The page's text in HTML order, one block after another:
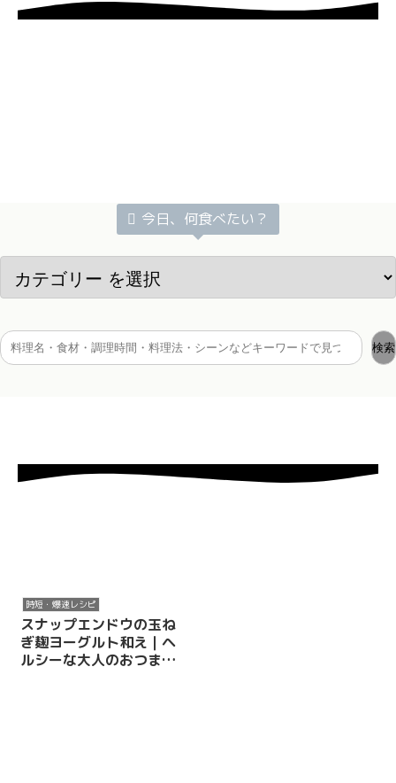
今日、何食べたい？
検索
時短・爆速レシピ
スナップエンドウの玉ね
ぎ麹ヨーグルト和え｜ヘ
ルシーな大人のおつまみ